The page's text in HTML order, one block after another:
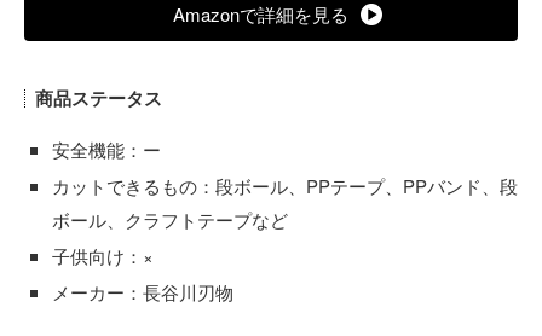
Amazonで詳細を見る
商品ステータス
安全機能：ー
カットできるもの：段ボール、PPテープ、PPバンド、段
ボール、クラフトテープなど
子供向け：×
メーカー：長谷川刃物